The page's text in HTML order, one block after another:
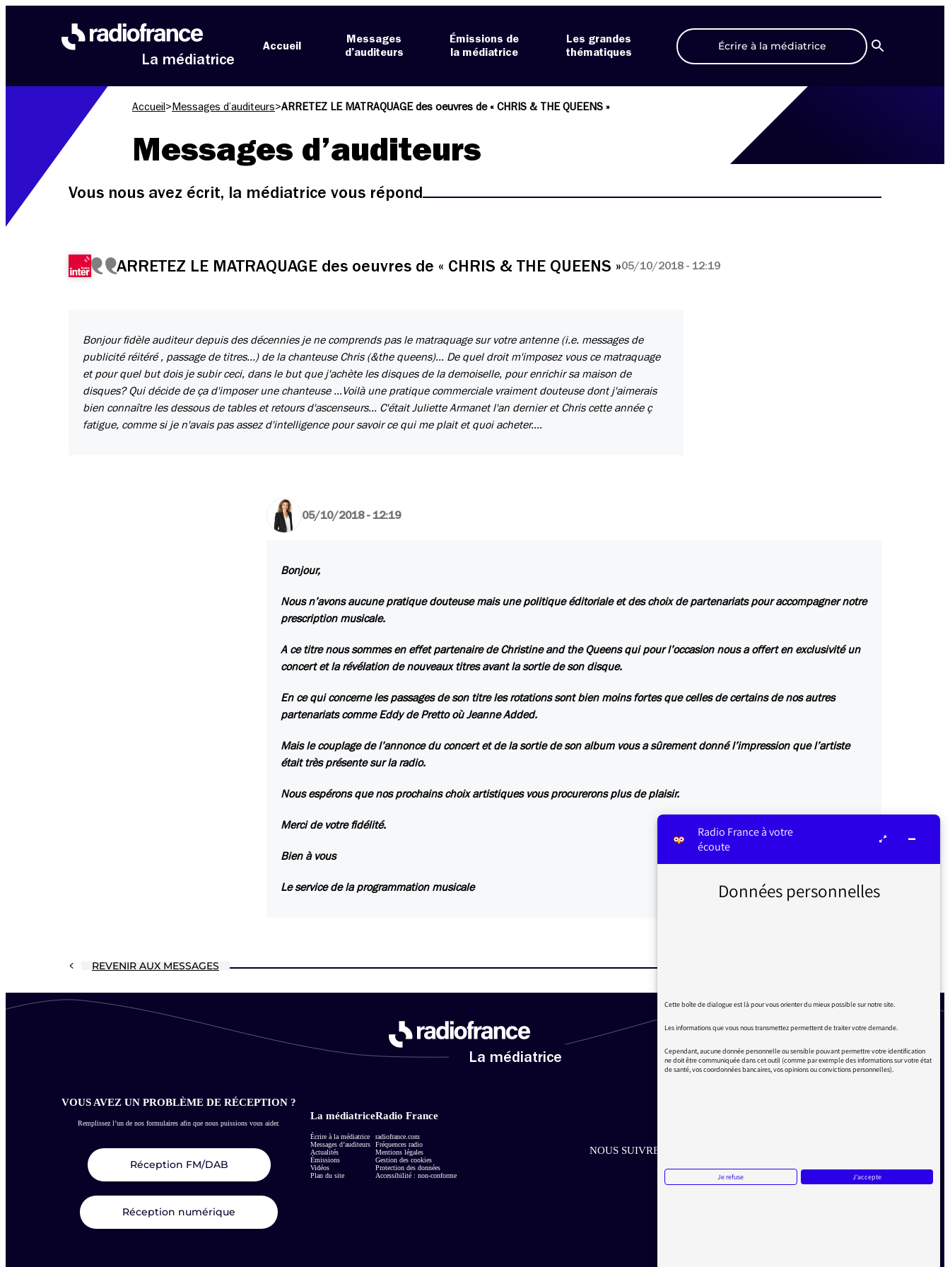
La médiatrice
Accueil
Messages
d’auditeurs
Émissions de
la médiatrice
Les grandes
thématiques
Écrire à la médiatrice
Recherche
Accueil > Messages d’auditeurs>ARRETEZ LE MATRAQUAGE des oeuvres de « CHRIS & THE QUEENS »
Messages d’auditeurs
Vous nous avez écrit, la médiatrice vous répond
ARRETEZ LE MATRAQUAGE des oeuvres de « CHRIS & THE QUEENS »05/10/2018 - 12:19
Bonjour fidèle auditeur depuis des décennies je ne comprends pas le matraquage sur votre antenne (i.e. messages de
publicité réitéré , passage de titres...) de la chanteuse Chris (&the queens)... De quel droit m'imposez vous ce matraquage
et pour quel but dois je subir ceci, dans le but que j'achète les disques de la demoiselle, pour enrichir sa maison de
disques? Qui décide de ça d'imposer une chanteuse ...Voilà une pratique commerciale vraiment douteuse dont j'aimerais
bien connaître les dessous de tables et retours d'ascenseurs... C'était Juliette Armanet l'an dernier et Chris cette année ç
fatigue, comme si je n'avais pas assez d'intelligence pour savoir ce qui me plait et quoi acheter....
05/10/2018 - 12:19
Bonjour,
Nous n’avons aucune pratique douteuse mais une politique éditoriale et des choix de partenariats pour accompagner notre
prescription musicale.
A ce titre nous sommes en effet partenaire de Christine and the Queens qui pour l’occasion nous a offert en exclusivité un
concert et la révélation de nouveaux titres avant la sortie de son disque.
En ce qui concerne les passages de son titre les rotations sont bien moins fortes que celles de certains de nos autres
partenariats comme Eddy de Pretto où Jeanne Added.
Mais le couplage de l’annonce du concert et de la sortie de son album vous a sûrement donné l’impression que l’artiste
était très présente sur la radio.
Nous espérons que nos prochains choix artistiques vous procurerons plus de plaisir.
Merci de votre fidélité.
Bien à vous
Le service de la programmation musicale
REVENIR AUX MESSAGES
La médiatrice
VOUS AVEZ UN PROBLÈME DE RÉCEPTION ?
Remplissez l’un de nos formulaires afin que nous puissions vous aider.
Réception FM/DAB
Réception numérique
La médiatrice
Écrire à la médiatrice
Messages d’auditeurs
Actualités
Émissions
Vidéos
Plan du site
Radio France
radiofrance.com
Fréquences radio
Mentions légales
Gestion des cookies
Protection des données
Accessibilité : non-conforme
NOUS SUIVRE SUR LES RÉSEAUX
Aller sur la page Facebook de la Médiatrice
Aller sur la page Twitter de la Médiatrice
Aller sur la page Instagram de la Médiatrice
Radio France à votre
écoute
Données personnelles
Cette boîte de dialogue est là pour vous orienter du mieux possible sur notre site.
Les informations que vous nous transmettez permettent de traiter votre demande.
Cependant, aucune donnée personnelle ou sensible pouvant permettre votre identification
ne doit être communiquée dans cet outil (comme par exemple des informations sur votre état
de santé, vos coordonnées bancaires, vos opinions ou convictions personnelles).
Je refuse J'accepte